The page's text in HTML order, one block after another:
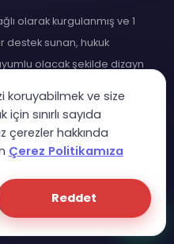
olarak kurgulanmış ve 1
destek sunan, hukuk
olacak şekilde dizayn
koruyabilmek ve size
sınırlı sayıda
çerezler hakkında
Çerez Politikamıza
Reddet